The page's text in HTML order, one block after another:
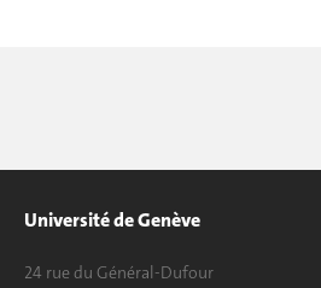
Université de Genève
24 rue du Général-Dufour